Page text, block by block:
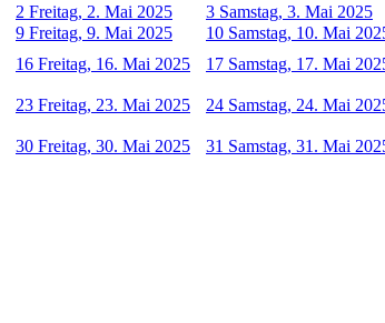
2 Freitag, 2. Mai 2025 3 Samstag, 3. Mai 2025
9 Freitag, 9. Mai 2025 10 Samstag, 10. Mai
16 Freitag, 16. Mai 2025 17 Samstag, 17. Mai
23 Freitag, 23. Mai 2025 24 Samstag, 24. Mai
30 Freitag, 30. Mai 2025 31 Samstag, 31. Mai